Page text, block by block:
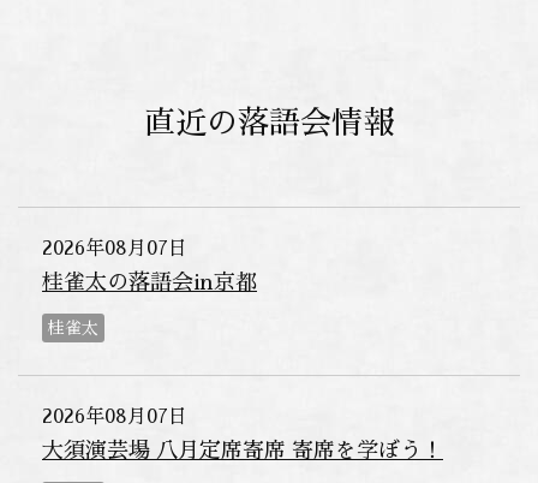
直近の落語会情報
2026年08月07日
桂雀太の落語会in京都
桂雀太
2026年08月07日
大須演芸場 八月定席寄席 寄席を学ぼう！